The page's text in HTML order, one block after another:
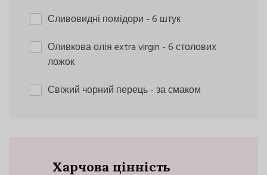
Сливовидні помідори - 6 штук
Оливкова олія extra virgin - 6 столових
ложок
Свіжий чорний перець- за смаком
Харчова цінність